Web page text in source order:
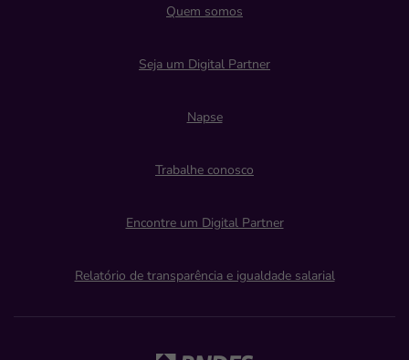
Quem somos
Seja um Digital Partner
Napse
Trabalhe conosco
Encontre um Digital Partner
Relatório de transparência e igualdade salarial